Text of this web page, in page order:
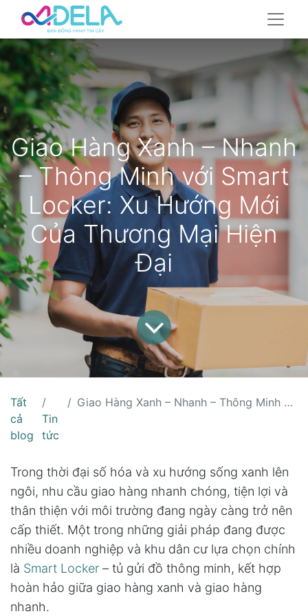
Giao Hàng Xanh – Nhanh
– Thông Minh với Smart
Locker: Xu Hướng Mới
Của Thương Mại Hiện
Đại
Tất
cả
blog
Tin
tức
Giao Hàng Xanh – Nhanh – Thông Minh với Smart Locker: Xu Hướng Mới Của Thương Mại Hiện Đại
Trong thời đại số hóa và xu hướng sống xanh lên
ngôi, nhu cầu giao hàng nhanh chóng, tiện lợi và
thân thiện với môi trường đang ngày càng trở nên
cấp thiết. Một trong những giải pháp đang được
nhiều doanh nghiệp và khu dân cư lựa chọn chính
là Smart Locker – tủ gửi đồ thông minh, kết hợp
hoàn hảo giữa giao hàng xanh và giao hàng
nhanh.